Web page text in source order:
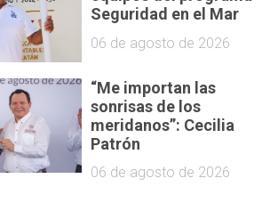
Seguridad en el Mar
06 de agosto de 2026
“Me importan las
sonrisas de los
meridanos”: Cecilia
Patrón
06 de agosto de 2026